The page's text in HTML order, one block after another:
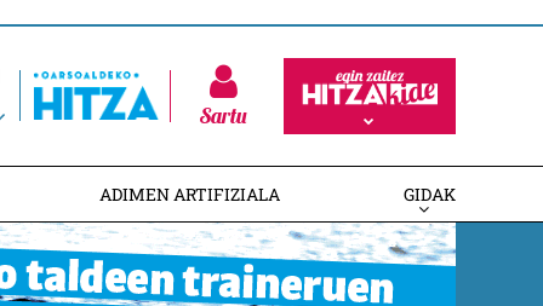
Sartu
ADIMEN ARTIFIZIALA GIDAK